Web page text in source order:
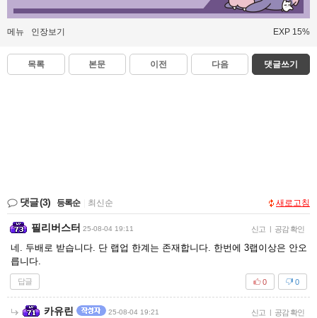
메뉴 인장보기 EXP 15%
목록 본문 이전 다음 댓글쓰기
댓글(3) 등록순 최신순 새로고침
필리버스터 25-08-04 19:11 신고 | 공감 확인
네. 두배로 받습니다. 단 랩업 한계는 존재합니다. 한번에 3랩이상은 안오
릅니다.
답글 0
0
카유린 25-08-04 19:21 신고 | 공감 확인